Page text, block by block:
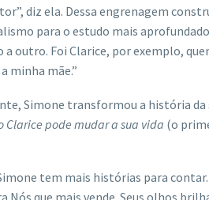
diz ela. Dessa engrenagem
para o estudo mais
outro. Foi Clarice, por exemplo,
minha mãe.”
Simone transformou a história da
Clarice pode mudar a sua vida (o
tem mais histórias para contar.